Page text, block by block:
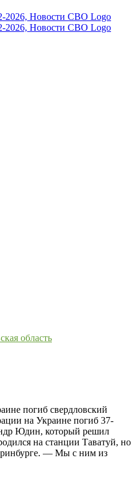
область
погиб свердловский
на Украине погиб 37-
Юдин, который решил
на станции Таватуй, но
— Мы с ним из